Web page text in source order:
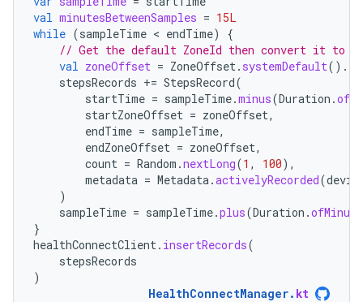
val minutesBetweenSamples = 15L
while (sampleTime < endTime)
{
// Get the default ZoneId then convert it to
val zoneOffset = ZoneOffset. systemDefault().
stepsRecords += StepsRecord(
startTime = sampleTime.minus(Duration .
startZoneOffset = zoneOffset,
endTime = sampleTime,
endZoneOffset = zoneOffset,
count = Random .nextLong(1 , 100),
metadata = Metadata.activelyRecorded(
)
sampleTime = sampleTime.plus(Duration .
}
healthConnectClient. insertRecords(
stepsRecords
)
HealthConnectManager. kt